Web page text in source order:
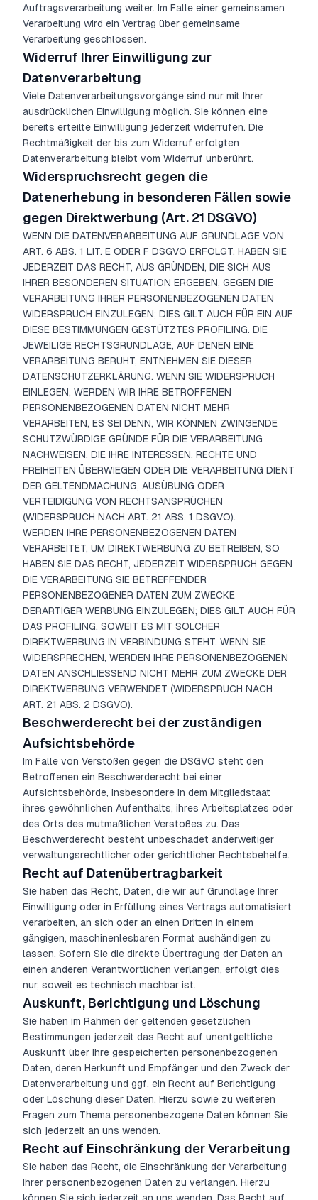
Auftragsverarbeitung weiter. Im Falle einer gemeinsamen
Verarbeitung wird ein Vertrag über gemeinsame
Verarbeitung geschlossen.
Widerruf Ihrer Einwilligung zur
Datenverarbeitung
Viele Datenverarbeitungsvorgänge sind nur mit Ihrer
ausdrücklichen Einwilligung möglich. Sie können eine
bereits erteilte Einwilligung jederzeit widerrufen. Die
Rechtmäßigkeit der bis zum Widerruf erfolgten
Datenverarbeitung bleibt vom Widerruf unberührt.
Widerspruchsrecht gegen die
Datenerhebung in besonderen Fällen sowie
gegen Direktwerbung (Art. 21 DSGVO)
WENN DIE DATENVERARBEITUNG AUF GRUNDLAGE VON
ART. 6 ABS. 1 LIT. E ODER F DSGVO ERFOLGT, HABEN SIE
JEDERZEIT DAS RECHT, AUS GRÜNDEN, DIE SICH AUS
IHRER BESONDEREN SITUATION ERGEBEN, GEGEN DIE
VERARBEITUNG IHRER PERSONENBEZOGENEN DATEN
WIDERSPRUCH EINZULEGEN; DIES GILT AUCH FÜR EIN AUF
DIESE BESTIMMUNGEN GESTÜTZTES PROFILING. DIE
JEWEILIGE RECHTSGRUNDLAGE, AUF DENEN EINE
VERARBEITUNG BERUHT, ENTNEHMEN SIE DIESER
DATENSCHUTZERKLÄRUNG. WENN SIE WIDERSPRUCH
EINLEGEN, WERDEN WIR IHRE BETROFFENEN
PERSONENBEZOGENEN DATEN NICHT MEHR
VERARBEITEN, ES SEI DENN, WIR KÖNNEN ZWINGENDE
SCHUTZWÜRDIGE GRÜNDE FÜR DIE VERARBEITUNG
NACHWEISEN, DIE IHRE INTERESSEN, RECHTE UND
FREIHEITEN ÜBERWIEGEN ODER DIE VERARBEITUNG DIENT
DER GELTENDMACHUNG, AUSÜBUNG ODER
VERTEIDIGUNG VON RECHTSANSPRÜCHEN
(WIDERSPRUCH NACH ART. 21 ABS. 1 DSGVO).
WERDEN IHRE PERSONENBEZOGENEN DATEN
VERARBEITET, UM DIREKTWERBUNG ZU BETREIBEN, SO
HABEN SIE DAS RECHT, JEDERZEIT WIDERSPRUCH GEGEN
DIE VERARBEITUNG SIE BETREFFENDER
PERSONENBEZOGENER DATEN ZUM ZWECKE
DERARTIGER WERBUNG EINZULEGEN; DIES GILT AUCH FÜR
DAS PROFILING, SOWEIT ES MIT SOLCHER
DIREKTWERBUNG IN VERBINDUNG STEHT. WENN SIE
WIDERSPRECHEN, WERDEN IHRE PERSONENBEZOGENEN
DATEN ANSCHLIESSEND NICHT MEHR ZUM ZWECKE DER
DIREKTWERBUNG VERWENDET (WIDERSPRUCH NACH
ART. 21 ABS. 2 DSGVO).
Beschwerderecht bei der zuständigen
Aufsichtsbehörde
Im Falle von Verstößen gegen die DSGVO steht den
Betroffenen ein Beschwerderecht bei einer
Aufsichtsbehörde, insbesondere in dem Mitgliedstaat
ihres gewöhnlichen Aufenthalts, ihres Arbeitsplatzes oder
des Orts des mutmaßlichen Verstoßes zu. Das
Beschwerderecht besteht unbeschadet anderweitiger
verwaltungsrechtlicher oder gerichtlicher Rechtsbehelfe.
Recht auf Datenübertragbarkeit
Sie haben das Recht, Daten, die wir auf Grundlage Ihrer
Einwilligung oder in Erfüllung eines Vertrags automatisiert
verarbeiten, an sich oder an einen Dritten in einem
gängigen, maschinenlesbaren Format aushändigen zu
lassen. Sofern Sie die direkte Übertragung der Daten an
einen anderen Verantwortlichen verlangen, erfolgt dies
nur, soweit es technisch machbar ist.
Auskunft, Berichtigung und Löschung
Sie haben im Rahmen der geltenden gesetzlichen
Bestimmungen jederzeit das Recht auf unentgeltliche
Auskunft über Ihre gespeicherten personenbezogenen
Daten, deren Herkunft und Empfänger und den Zweck der
Datenverarbeitung und ggf. ein Recht auf Berichtigung
oder Löschung dieser Daten. Hierzu sowie zu weiteren
Fragen zum Thema personenbezogene Daten können Sie
sich jederzeit an uns wenden.
Recht auf Einschränkung der Verarbeitung
Sie haben das Recht, die Einschränkung der Verarbeitung
Ihrer personenbezogenen Daten zu verlangen. Hierzu